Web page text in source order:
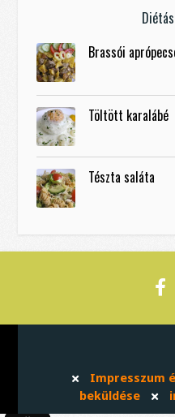
Brassói
Töltött karalábé
Tészta saláta
Impresszum
beküldése